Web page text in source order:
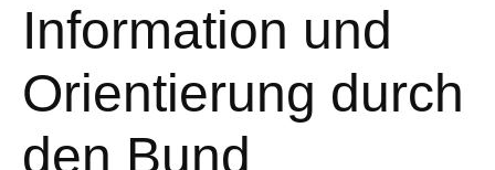
Information und
Orientierung durch
den Bund